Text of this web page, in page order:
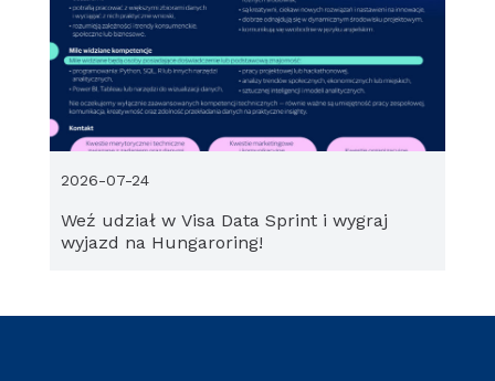
Weź udział w Visa Data Sprint i wygraj
wyjazd na Hungaroring!
2026-07-24